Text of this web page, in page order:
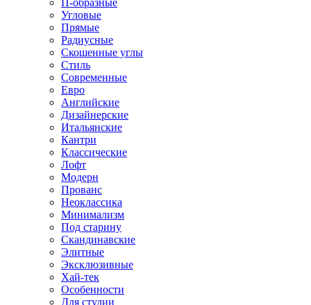
П-образные
Угловые
Прямые
Радиусные
Скошенные углы
Стиль
Современные
Евро
Английские
Дизайнерские
Итальянские
Кантри
Классические
Лофт
Модерн
Прованс
Неоклассика
Минимализм
Под старину
Скандинавские
Элитные
Эксклюзивные
Хай-тек
Особенности
Для студии